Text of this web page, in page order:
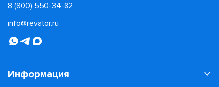
8 (800) 550-34-82
info@revator.ru
Информация